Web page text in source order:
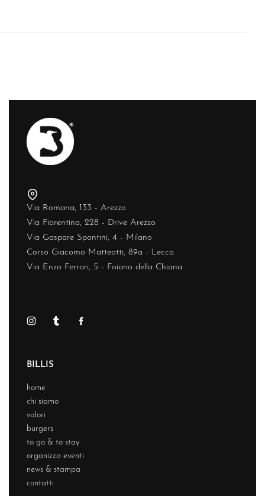
Via Romana, 133 - Arezzo
Via Fiorentina, 228 - Drive Arezzo
Via Gaspare Spontini, 4 - Milano
Corso Giacomo Matteotti, 89a - Lecco
Via Enzo Ferrari, 5 - Foiano della Chiana
BILLIS
home
chi siamo
valori
burgers
to go & to stay
organizza eventi
news & stampa
contatti